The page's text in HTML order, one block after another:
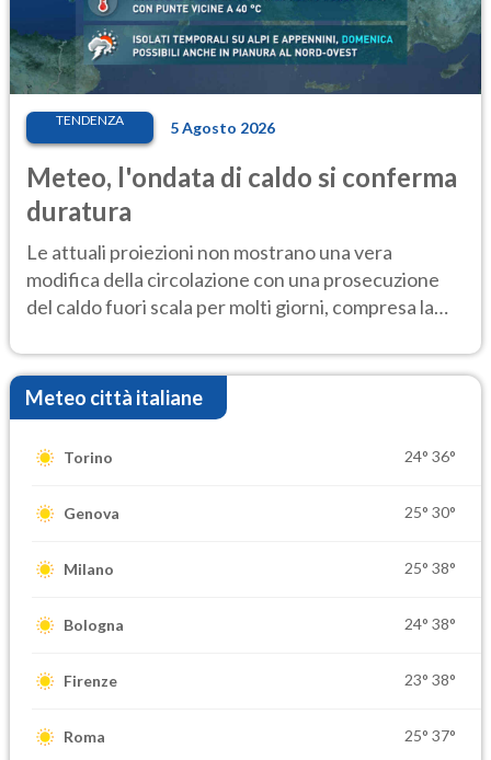
TENDENZA 5 Agosto 2026
Meteo, l'ondata di caldo si conferma
duratura
Le attuali proiezioni non mostrano una vera
modifica della circolazione con una prosecuzione
del caldo fuori scala per molti giorni, compresa la
Meteo città italiane
Torino 24° 36°
Genova 25° 30°
Milano 25° 38°
Bologna 24° 38°
Firenze 23° 38°
Roma 25° 37°